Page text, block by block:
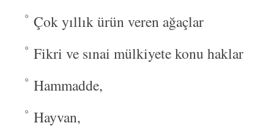
Çok yıllık ürün veren ağaçlar
Fikri ve sınai mülkiyete konu haklar
Hammadde,
Hayvan,